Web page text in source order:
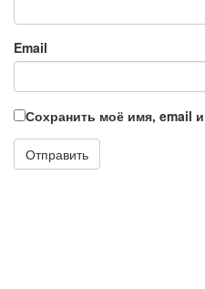
Email
Сохранить моё имя, email